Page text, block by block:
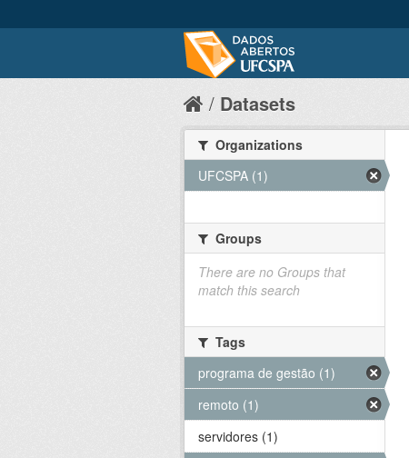
Datasets
Organizations
UFCSPA (1)
Groups
There are no Groups that
match this search
Tags
programa de gestão (1)
remoto (1)
servidores (1)